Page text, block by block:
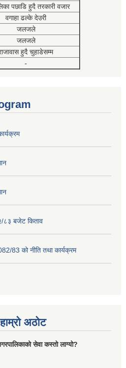
पछाडि हुदै तरकारी वजार
वगाहा ढल्के देउरी
जलजले
जलजले
हुदै चुहाडेसम्म
-
८३ बजेट किताव
83 को नीति तथा कार्यक्रम
अठोट
सेवा कस्तो लाग्यो?